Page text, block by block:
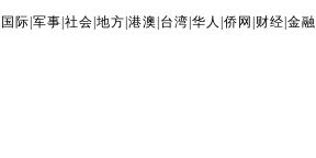
国际 军事 社会 地方 港澳 台湾 华人 侨网 财经 金融